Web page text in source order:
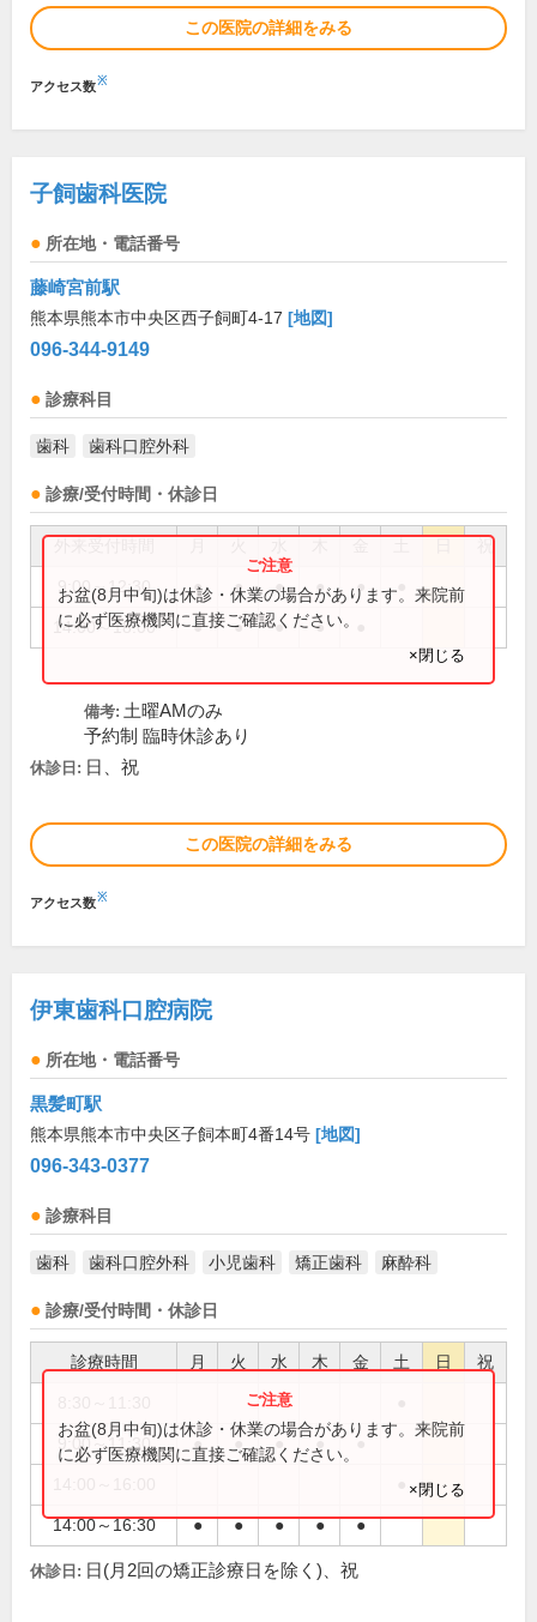
この医院の詳細をみる
アクセス数※
子飼歯科医院
所在地・電話番号
藤崎宮前駅
熊本県熊本市中央区西子飼町4-17 [地図]
096-344-9149
診療科目
歯科 歯科口腔外科
診療/受付時間・休診日
祝
9:00～12:30 ● ● ● ● ●
14:00～18:00 ● ● ● ●
お盆(8月中旬)は休診・休業の場合があります。来院前
に必ず医療機関に直接ご確認ください。
×閉じる
備考: 土曜AMのみ
予約制 臨時休診あり
休診日: 日、祝
この医院の詳細をみる
アクセス数※
伊東歯科口腔病院
所在地・電話番号
黒髪町駅
熊本県熊本市中央区子飼本町4番14号 [地図]
096-343-0377
診療科目
歯科 歯科口腔外科 小児歯科 矯正歯科 麻酔科
診療/受付時間・休診日
診療時間 月 火 水 木 金 土 日 祝
9:00～11:30 ● ● ● ● ●
14:00～16:30 ● ● ● ● ●
お盆(8月中旬)は休診・休業の場合があります。来院前
に必ず医療機関に直接ご確認ください。
×閉じる
休診日: 日(月2回の矯正診療日を除く)、祝